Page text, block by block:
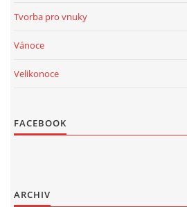
Tvorba pro vnuky
Vánoce
Velikonoce
FACEBOOK
ARCHIV